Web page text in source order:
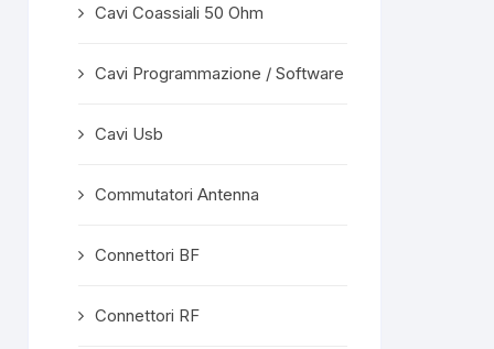
Cavi Coassiali 50 Ohm
Cavi Programmazione / Software
Cavi Usb
Commutatori Antenna
Connettori BF
Connettori RF